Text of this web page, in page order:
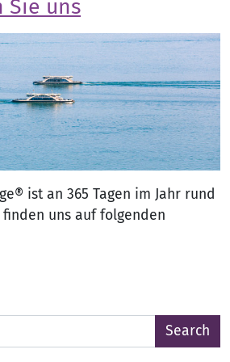
Sie uns
ist an 365 Tagen im Jahr rund
uns auf folgenden